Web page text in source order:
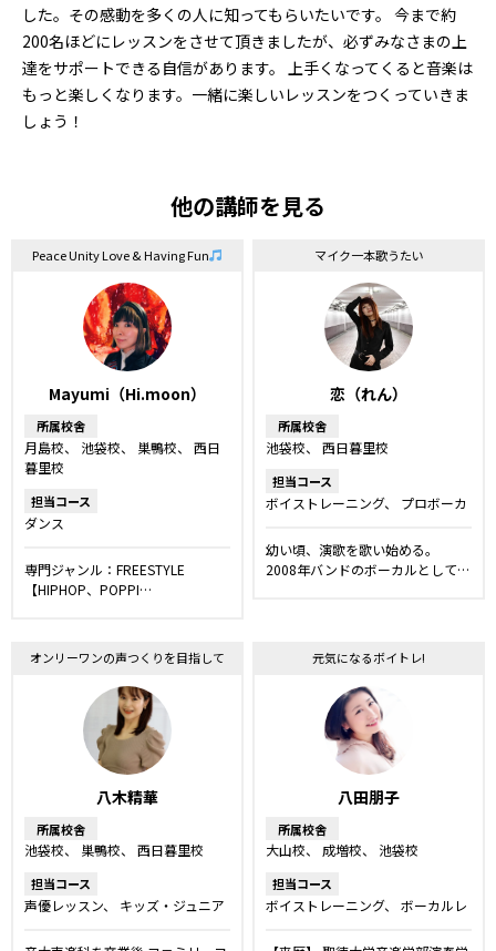
した。その感動を多くの人に知ってもらいたいです。 今まで約
200名ほどにレッスンをさせて頂きましたが、必ずみなさまの上
達をサポートできる自信があります。 上手くなってくると音楽は
もっと楽しくなります。一緒に楽しいレッスンをつくっていきま
しょう！
他の講師を見る
Peace Unity Love & Having Fun
Mayumi（Hi.moon）
所属校舎
月島校 池袋校 巣鴨校
西日
暮里校
担当コース
ダンス
専門ジャンル：FREESTYLE
【HIPHOP、POPPI…
マイク一本歌うたい
恋（れん）
所属校舎
池袋校 西日暮里校
担当コース
ボイストレーニング
プロボーカ
キッズ・ジュニアコース
幼い頃、演歌を歌い始める。
2008年バンドのボーカルとして…
オンリーワンの声つくりを目指して
八木精華
所属校舎
池袋校 巣鴨校 西日暮里校
担当コース
声優レッスン
キッズ・ジュニア
ロボーカルレッスン
ボーカルレ
元気になるボイトレ!
八田朋子
所属校舎
大山校 成増校 池袋校
担当コース
ボイストレーニング
ボーカルレ